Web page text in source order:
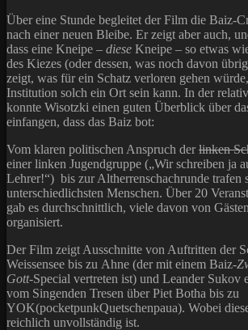
Über eine Stunde begleitet der Film die Baiz-
nach einer neuen Bleibe. Er zeigt aber auch,
dass eine Kneipe – diese Kneipe – so etwas
des Kiezes (oder dessen, was noch davon
zeigt, was für ein Schatz verloren gehen
Institution solch ein Ort sein kann. In der
konnte Wisotzki einen guten Überblick über
einfangen, dass das Baiz bot:
Vom klaren politischen Anspruch derlinken
einer linken Jugendgruppe („Wir schreiben ja
Lehrer!“) bis zur Altherrenschachrunde trafen
unterschiedlichsten Menschen. Über 20
gab es durchschnittlich, viele davon von
organisiert.
Der Film zeigt Ausschnitte von Auftritten der
Weissensee bis zu Ahne (der mit einem Baiz-
Gott-Special vertreten ist) und Leander Sukov
vom Singenden Tresen über Piet Botha bis zu
YOK(pocketpunkQuetschenpaua). Wobei
reichlich unvollständig ist.